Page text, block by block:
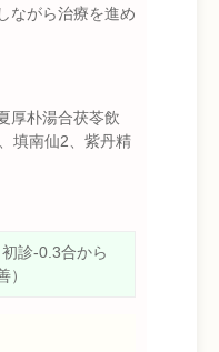
ながら治療を進め
厚朴湯合茯苓飲
填南仙2、紫丹精
初診-0.3合から
）